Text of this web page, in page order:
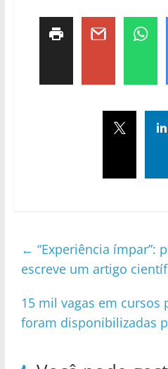
← “Experiência ímpar”:
escreve um artigo
15 mil vagas em cursos
foram disponibilizadas